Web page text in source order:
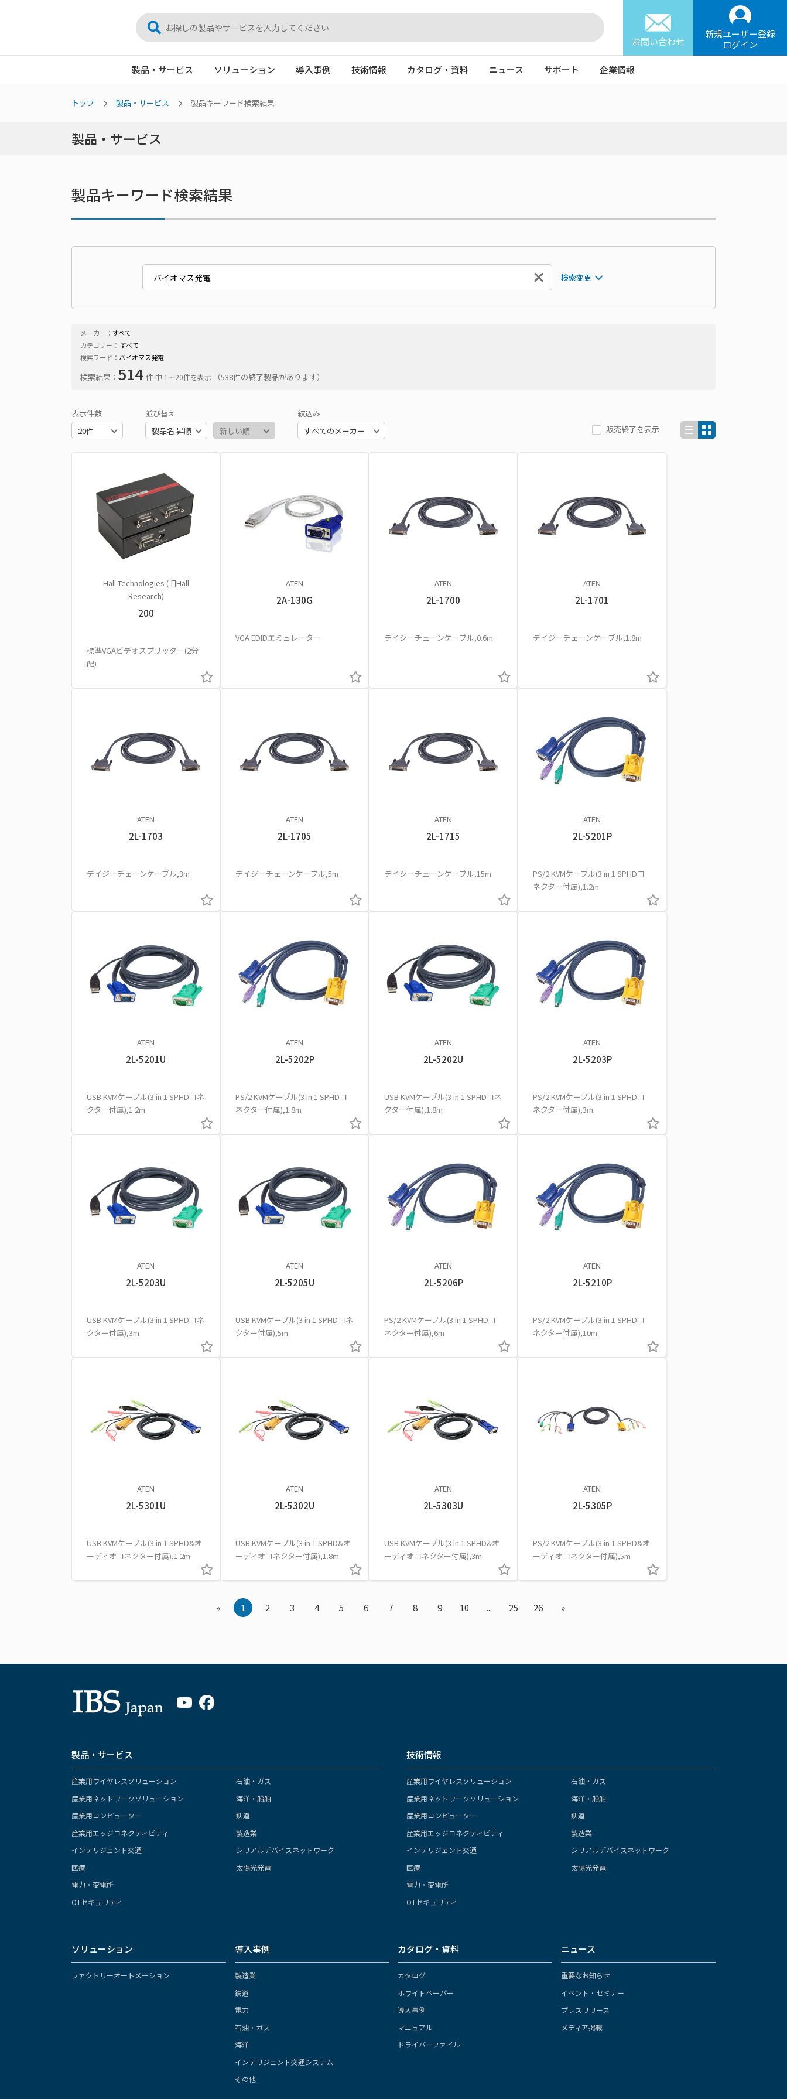
お問い合わせ
新規ユーザー登録
ログイン
製品・サービス ソリューション 導入事例 技術情報 カタログ・資料 ニュース サポート 企業情報
トップ 製品・サービス 製品キーワード検索結果
製品・サービス
製品キーワード検索結果
検索変更
メーカー： すべて
カテゴリー： すべて
検索ワード： バイオマス発電
検索結果： 514 件 中 1〜20件を表示 （538件の終了製品があります）
表示件数 並び替え
絞込み
販売終了を表示
Hall Technologies (旧Hall
Research)
200
標準VGAビデオスプリッター(2分
配)
ATEN
2A-130G
VGA EDIDエミュレーター
ATEN
2L-1700
デイジーチェーンケーブル,0.6m
ATEN
2L-1701
デイジーチェーンケーブル,1.8m
ATEN
2L-1703
デイジーチェーンケーブル,3m
ATEN
2L-1705
デイジーチェーンケーブル,5m
ATEN
2L-1715
デイジーチェーンケーブル,15m
ATEN
2L-5201P
PS/2 KVMケーブル(3 in 1 SPHDコ
ネクター付属),1.2m
ATEN
2L-5201U
USB KVMケーブル(3 in 1 SPHDコネ
クター付属),1.2m
ATEN
2L-5202P
PS/2 KVMケーブル(3 in 1 SPHDコ
ネクター付属),1.8m
ATEN
2L-5202U
USB KVMケーブル(3 in 1 SPHDコネ
クター付属),1.8m
ATEN
2L-5203P
PS/2 KVMケーブル(3 in 1 SPHDコ
ネクター付属),3m
ATEN
2L-5203U
USB KVMケーブル(3 in 1 SPHDコネ
クター付属),3m
ATEN
2L-5205U
USB KVMケーブル(3 in 1 SPHDコネ
クター付属),5m
ATEN
2L-5206P
PS/2 KVMケーブル(3 in 1 SPHDコ
ネクター付属),6m
ATEN
2L-5210P
PS/2 KVMケーブル(3 in 1 SPHDコ
ネクター付属),10m
ATEN
2L-5301U
USB KVMケーブル(3 in 1 SPHD&オ
ーディオコネクター付属),1.2m
ATEN
2L-5302U
USB KVMケーブル(3 in 1 SPHD&オ
ーディオコネクター付属),1.8m
ATEN
2L-5303U
USB KVMケーブル(3 in 1 SPHD&オ
ーディオコネクター付属),3m
ATEN
2L-5305P
PS/2 KVMケーブル(3 in 1 SPHD&オ
ーディオコネクター付属),5m
« 1 2 3 4 5 6 7 8 9 10 ... 25 26 »
製品・サービス
産業用ワイヤレスソリューション
産業用ネットワークソリューション
産業用コンピューター
産業用エッジコネクティビティ
インテリジェント交通
医療
電力・変電所
OTセキュリティ
石油・ガス
海洋・船舶
鉄道
製造業
シリアルデバイスネットワーク
太陽光発電
技術情報
産業用ワイヤレスソリューション
産業用ネットワークソリューション
産業用コンピューター
産業用エッジコネクティビティ
インテリジェント交通
医療
電力・変電所
OTセキュリティ
石油・ガス
海洋・船舶
鉄道
製造業
シリアルデバイスネットワーク
太陽光発電
ソリューション
ファクトリーオートメーション
導入事例
製造業
鉄道
電力
石油・ガス
海洋
インテリジェント交通システム
その他
カタログ・資料
カタログ
ホワイトペーパー
導入事例
マニュアル
ドライバーファイル
ニュース
重要なお知らせ
イベント・セミナー
プレスリリース
メディア掲載